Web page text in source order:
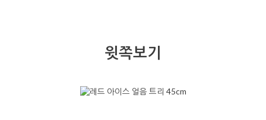
윗쪽보기